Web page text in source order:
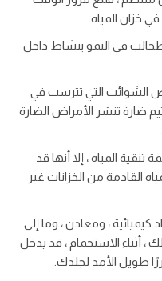
خزان المياه.
الطحالب في النمو بنشاط داخل
الشوائب التي تترسب في
ضارة تنشر الأمراض الضارة
المياه ، إلا أنها قد
إذا كانت المياه القادمة من الخزانات غير
كيميائية ، ومعادن ، وما إلى
أثناء الاستحمام ، قد يدخل
طويل الأمد لجلدك.